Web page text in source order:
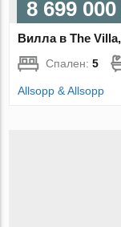
8 699
Вилла в The
Спален:5
Allsopp & Allsopp